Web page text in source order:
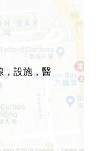
，設施，醫